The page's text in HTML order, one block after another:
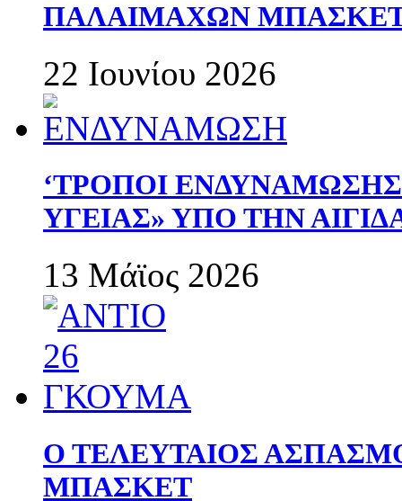
ΠΑΛΑΙΜΑΧΩΝ
22 Ιουνίου 2026
‘ΤΡΟΠΟΙ
ΥΓΕΙΑΣ» ΥΠΟ ΤΗΝ
13 Μάϊος 2026
Ο ΤΕΛΕΥΤΑΙΟΣ
ΜΠΑΣΚΕΤ